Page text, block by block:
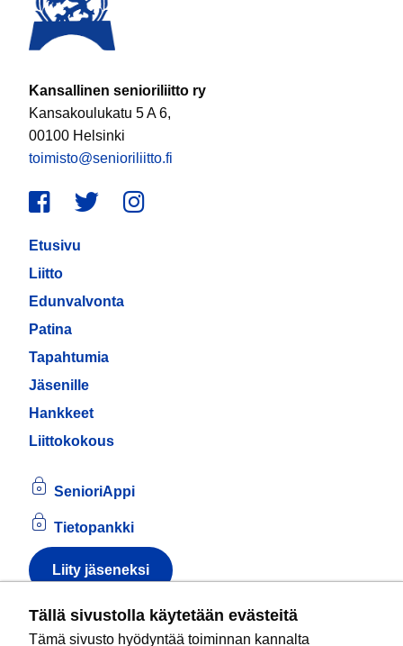
Tällä sivustolla käytetään evästeitä
Tämä sivusto hyödyntää toiminnan kannalta
Kansallinen senioriliitto ry
Kansakoulukatu 5 A 6,
00100 Helsinki
toimisto@senioriliitto.fi
Facebook
TwitterInstagram
Etusivu
Liitto
Edunvalvonta
Patina
Tapahtumia
Jäsenille
Hankkeet
Liittokokous
SenioriAppi
Tietopankki
Liity jäseneksi
Tietoa evästeistä